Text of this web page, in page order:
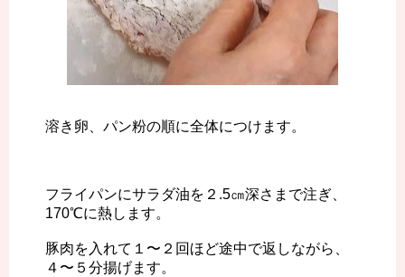
溶き卵、パン粉の順に全体につけます。
フライパンにサラダ油を２.5㎝深さまで注ぎ、
170℃に熱します。
豚肉を入れて１〜２回ほど途中で返しながら、
４〜５分揚げます。